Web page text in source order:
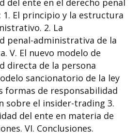
del ente en el derecho penal
El principio y la estructura
2. La
penal-administrativa de la
V. El nuevo modelo de
directa de la persona
sancionatorio de la ley
formas de responsabilidad
sobre el insider-trading 3.
del ente en materia de
VI. Conclusiones.